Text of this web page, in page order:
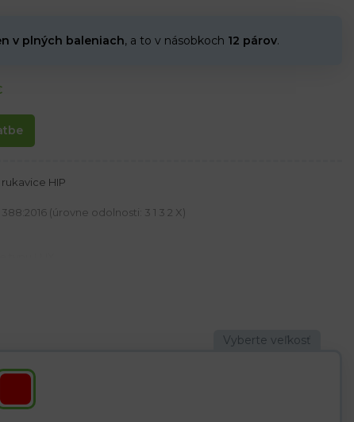
v plných baleniach, a to v násobkoch 12 párov.
HIP
(úrovne odolnosti: 3 1 3 2 X)
LUX
priemysle